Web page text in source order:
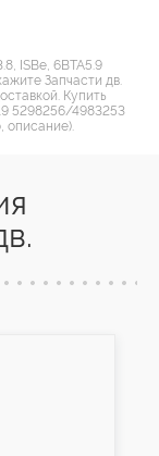
ISBe, 6BTA5.9
Запчасти дв.
Купить
5298256/4983253
описание).